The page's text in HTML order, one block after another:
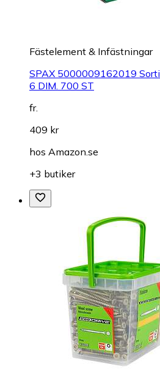
Fästelement & Infästningar
SPAX 5000009162019
6 DIM. 700 ST
fr.
409 kr
hos Amazon.se
+3 butiker